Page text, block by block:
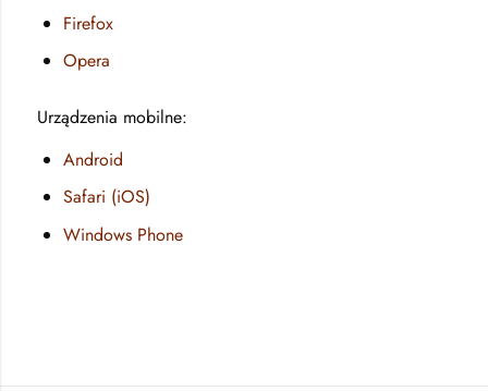
Firefox
Opera
Urządzenia mobilne:
Android
Safari (iOS)
Windows Phone